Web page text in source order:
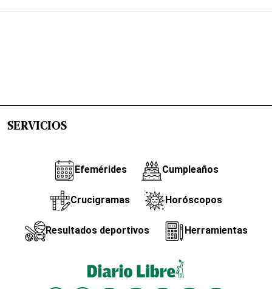
SERVICIOS
Efemérides Cumpleaños
Crucigramas Horóscopos
Resultados deportivos Herramientas